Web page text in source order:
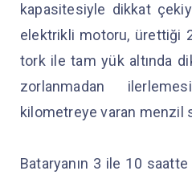
kapasitesiyle dikkat
elektrikli motoru, ürettiği
tork ile tam yük altında
zorlanmadan
kilometreye varan menzil
Bataryanın 3 ile 10